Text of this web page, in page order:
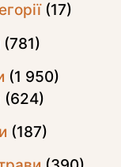
(17)
(781)
(1 950)
(624)
(187)